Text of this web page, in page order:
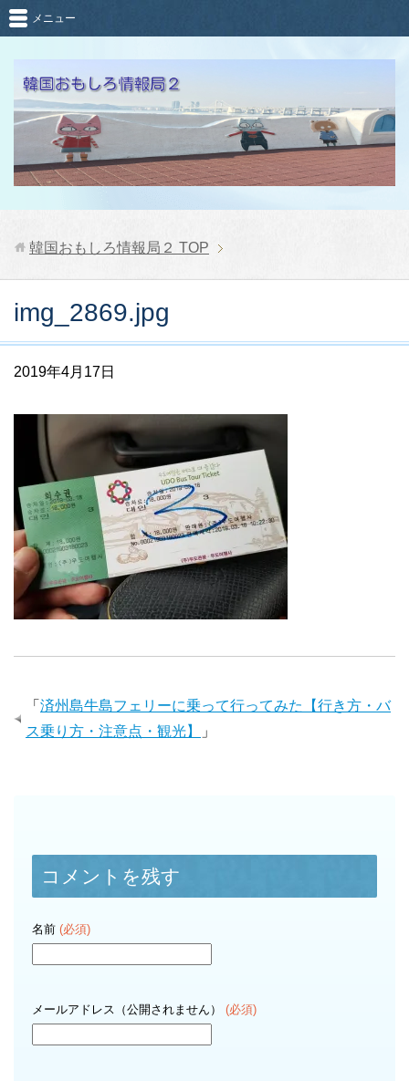
メニュー
韓国おもしろ情報局２ TOP
img_2869.jpg
2019年4月17日
「 済州島牛島フェリーに乗って行ってみた【行き方・バ
ス乗り方・注意点・観光】
」
コメントを残す
名前 (必須)
メールアドレス（公開されません） (必須)